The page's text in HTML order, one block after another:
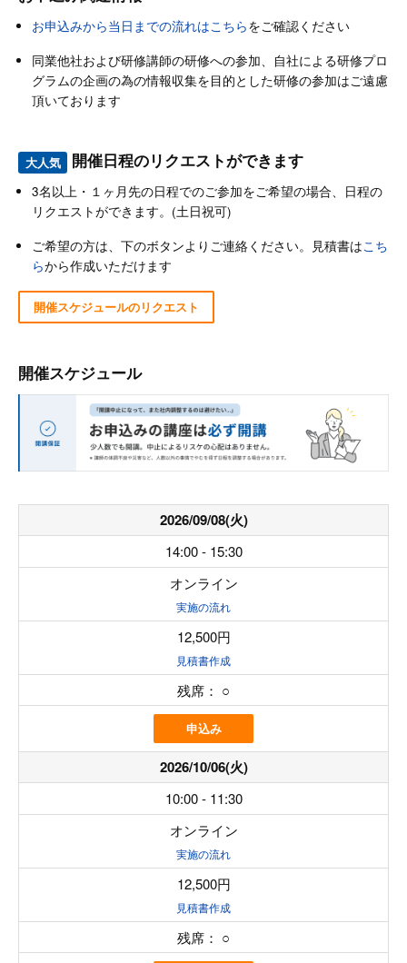
お申込みから当日までの流れはこちらをご確認ください
同業他社および研修講師の研修への参加、自社による研修プロ
グラムの企画の為の情報収集を目的とした研修の参加はご遠慮
頂いております
大人気 開催日程のリクエストができます
3名以上・１ヶ月先の日程でのご参加をご希望の場合、日程の
リクエストができます。(土日祝可)
ご希望の方は、下のボタンよりご連絡ください。見積書はこち
らから作成いただけます
開催スケジュールのリクエスト
開催スケジュール
2026/09/08(火)
14:00 - 15:30
オンライン
実施の流れ
12,500円
見積書作成
残席： ○
申込み
2026/10/06(火)
10:00 - 11:30
オンライン
実施の流れ
12,500円
見積書作成
残席： ○